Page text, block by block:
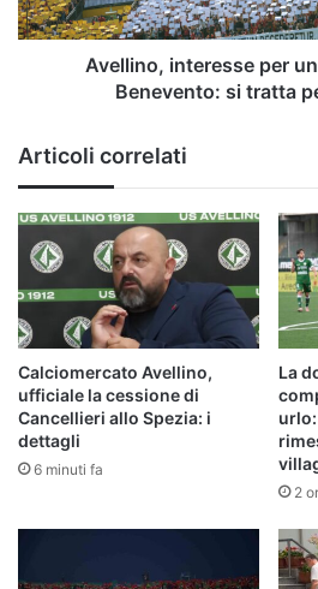
si
tratta
Avellino, interesse per
Benevento: si tratta
Articoli correlati
Calciomercato Avellino,
ufficiale la cessione di
Cancellieri allo Spezia: i
dettagli
6 minuti fa
La
urlo:
2